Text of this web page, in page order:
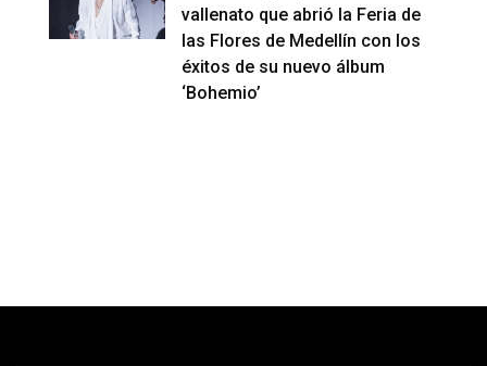
vallenato que abrió la Feria de
las Flores de Medellín con los
éxitos de su nuevo álbum
‘Bohemio’